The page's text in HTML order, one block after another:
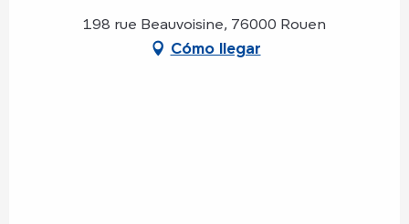
198 rue Beauvoisine, 76000 Rouen
Cómo llegar